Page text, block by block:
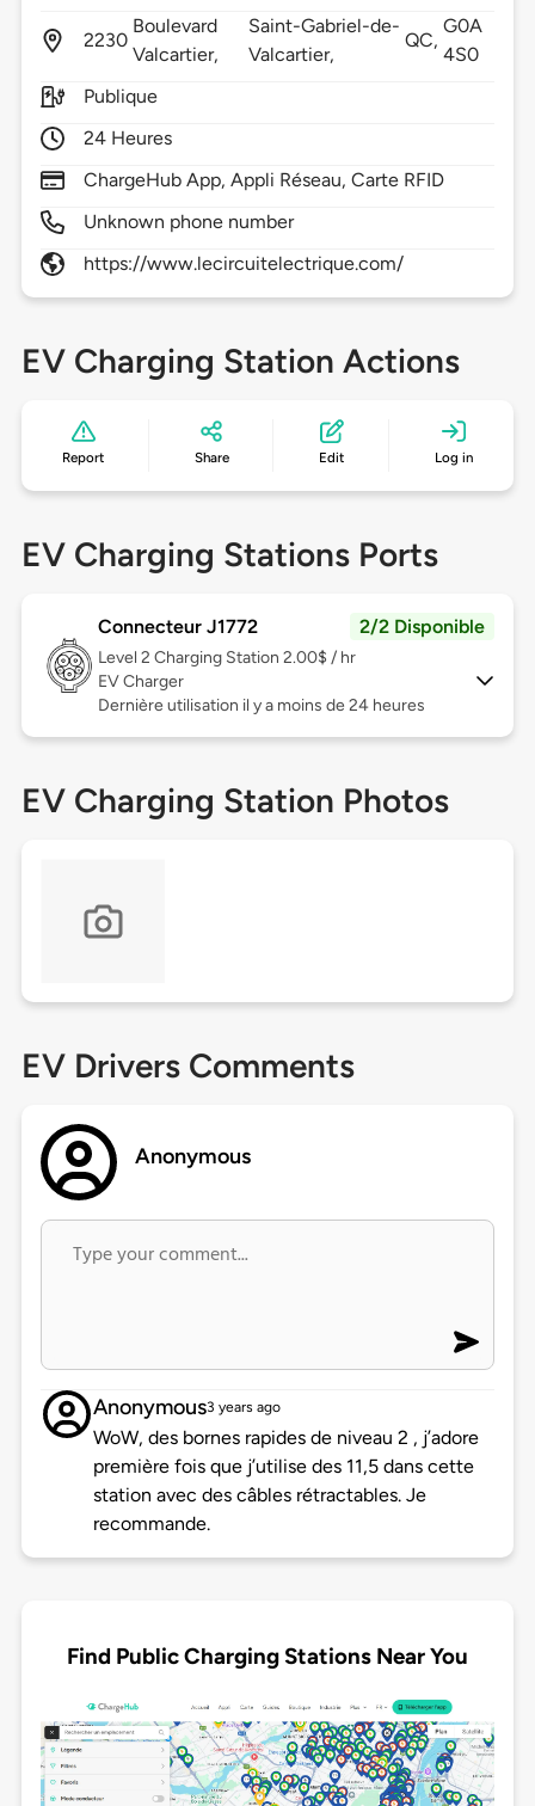
2230
Boulevard
Valcartier,
Saint-Gabriel-de-
Valcartier,
QC,
G0A
4S0
Publique
24 Heures
ChargeHub App, Appli Réseau, Carte RFID
Unknown phone number
https://www.lecircuitelectrique.com/
EV Charging Station Actions
Report Share Edit Log in
EV Charging Stations Ports
Connecteur J1772 2/2 Disponible
Level 2 Charging Station 2.00$ / hr
EV Charger
Dernière utilisation il y a moins de 24 heures
EV Charging Station Photos
EV Drivers Comments
Anonymous
Anonymous3 years ago
WoW, des bornes rapides de niveau 2 , j’adore
première fois que j’utilise des 11,5 dans cette
station avec des câbles rétractables. Je
recommande.
Find Public Charging Stations Near You